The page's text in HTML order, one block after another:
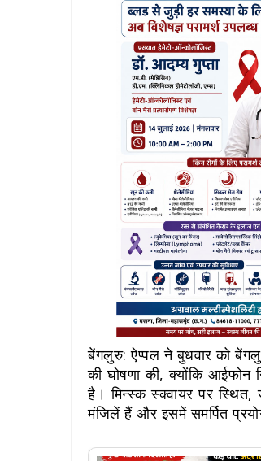
बेंगलुरु: ऐप्पल ने बुधवार को
की घोषणा की, क्योंकि आईफोन
है। मिन्स्क स्क्वायर पर
मंजिलें हैं और इसमें समर्पित